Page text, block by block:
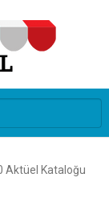
Aktüel Kataloğu